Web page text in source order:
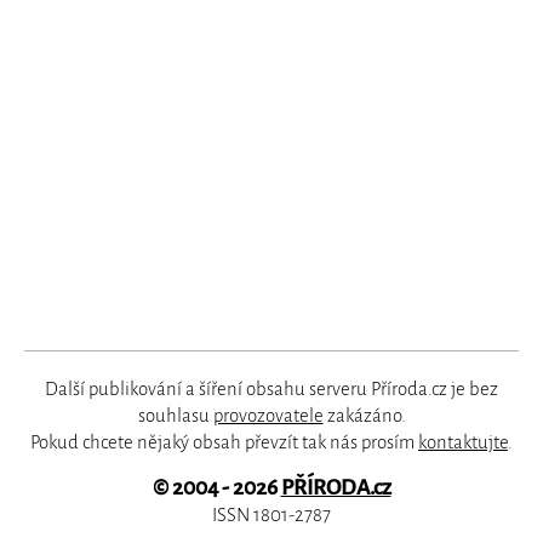
Další publikování a šíření obsahu serveru Příroda.cz je bez
souhlasu provozovatele zakázáno.
Pokud chcete nějaký obsah převzít tak nás prosím kontaktujte
© 2004 - 2026PŘÍRODA.cz
ISSN 1801-2787